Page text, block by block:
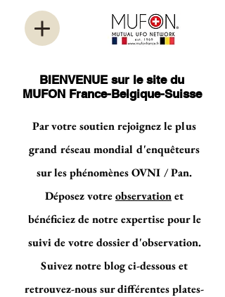
BIENVENUE sur le site du
MUFON France-Belgique-Suisse
Par votre soutien rejoignez le plus
grand réseau mondial d'enquêteurs
sur les phénomènes OVNI / Pan.
Déposez votreobservationet
bénéficiez de notre expertise pour le
suivi de votre dossier d'observation.
Suivez notre blog ci-dessous et
retrouvez-nous sur différentes plates-